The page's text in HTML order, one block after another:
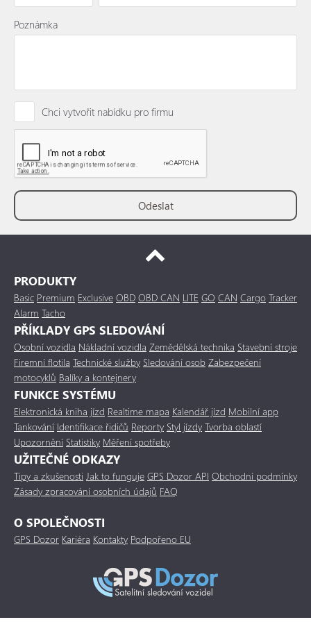
Poznámka
Chci vytvořit nabídku pro firmu
PRODUKTY
Basic Premium Exclusive OBD OBD CAN LITE GO CAN Cargo Tracker
Alarm Tacho
PŘÍKLADY GPS SLEDOVÁNÍ
Osobní vozidla Nákladní vozidla Zemědělská technika Stavební stroje
Firemní flotila Technické služby Sledování osob Zabezpečení
motocyklů Balíky a kontejnery
FUNKCE SYSTÉMU
Elektronická kniha jízd Realtime mapa Kalendář jízd Mobilní app
Tankování Identifikace řidičů Reporty Styl jízdy Tvorba oblastí
Upozornění Statistiky Měření spotřeby
UŽITEČNÉ ODKAZY
Tipy a zkušenosti Jak to funguje GPS Dozor API Obchodní podmínky
Zásady zpracování osobních údajů FAQ
O SPOLEČNOSTI
GPS Dozor Kariéra Kontakty Podpořeno EU